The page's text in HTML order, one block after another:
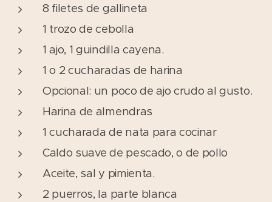
8 filetes de gallineta
1 trozo de cebolla
1 ajo, 1 guindilla cayena.
1 o 2 cucharadas de harina
Opcional: un poco de ajo crudo al gusto.
Harina de almendras
1 cucharada de nata para cocinar
Caldo suave de pescado, o de pollo
Aceite, sal y pimienta.
2 puerros, la parte blanca